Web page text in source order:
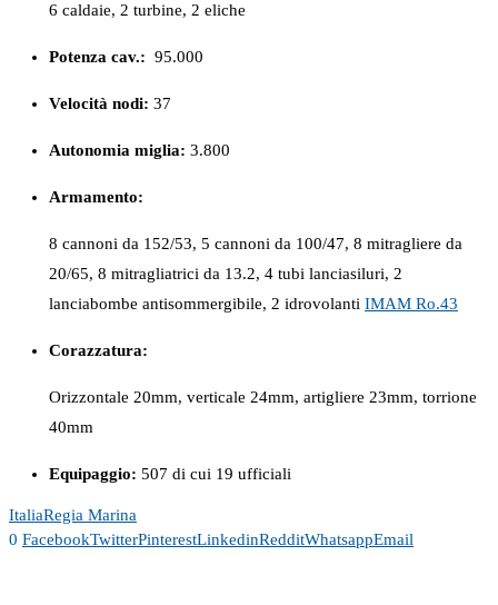
6 caldaie, 2 turbine, 2 eliche
Potenza cav.: 95.000
Velocità nodi: 37
Autonomia miglia: 3.800
Armamento:
8 cannoni da 152/53, 5 cannoni da 100/47, 8 mitragliere da
20/65, 8 mitragliatrici da 13.2, 4 tubi lanciasiluri, 2
lanciabombe antisommergibile, 2 idrovolanti IMAM Ro.43
Corazzatura:
Orizzontale 20mm, verticale 24mm, artigliere 23mm, torrione
40mm
Equipaggio: 507 di cui 19 ufficiali
ItaliaRegia Marina
0 FacebookTwitterPinterestLinkedinRedditWhatsappEmail